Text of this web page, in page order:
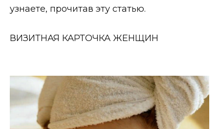
узнаете, прочитав эту статью.
ВИЗИТНАЯ КАРТОЧКА ЖЕНЩИН